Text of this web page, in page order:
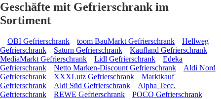
Geschäfte mit Gefrierschrank im
Sortiment
OBI Gefrierschrank toom BauMarkt Gefrierschrank
Hellweg
Gefrierschrank
Saturn Gefrierschrank
Kaufland Gefrierschrank
MediaMarkt Gefrierschrank
Lidl Gefrierschrank
Edeka
Gefrierschrank
Netto Marken-Discount Gefrierschrank
Aldi Nord
Gefrierschrank
XXXLutz Gefrierschrank
Marktkauf
Gefrierschrank
Aldi Süd Gefrierschrank
Alpha Tecc.
Gefrierschrank
REWE Gefrierschrank POCO Gefrierschrank